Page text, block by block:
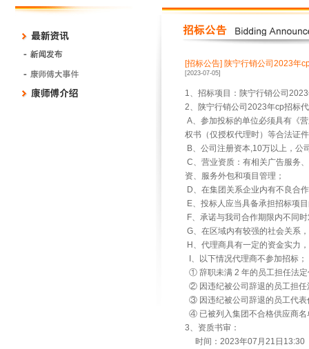
[招标公告] 陕宁行销公司2023年
[2023-07-05]
1、招标项目：陕宁行销公司
2、陕宁行销公司2023年cp招标
A、参加投标的单位必须具有《
权书（仅授权代理时）等合法证
B、公司注册资本,10万以上，公
C、营业资质：有相关广告服务
资、服务外包和项目管理；
D、在集团关系企业内有不良合
E、投标人应当具备承担招标项
F、承诺与我司合作期限内不同
G、在区域内有较强的社会关系
H、代理商具有一定的资金实力
I、以下情况代理商不参加招标；
① 辞职未满 2 年的员工担任法
② 因违纪被公司辞退的员工担任
③ 因违纪被公司辞退的员工代表
④ 已被列入集团不合格供应商
3、资质书审：
时间：2023年07月21日13:30